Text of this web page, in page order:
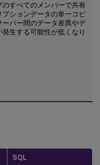
のすべてのメンバーで共有
プションデータの単一コピ
ーバー間のデータ差異やデ
生する可能性が低くなり
SQL